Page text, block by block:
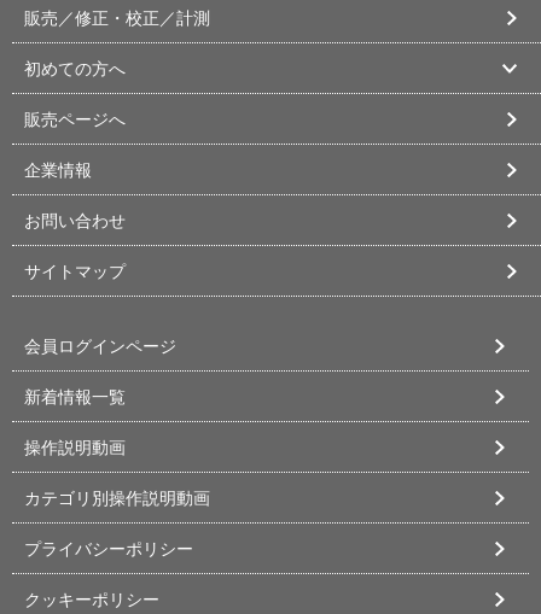
販売／修正・校正／計測
初めての方へ
販売ページへ
企業情報
お問い合わせ
サイトマップ
会員ログインページ
新着情報一覧
操作説明動画
カテゴリ別操作説明動画
プライバシーポリシー
クッキーポリシー